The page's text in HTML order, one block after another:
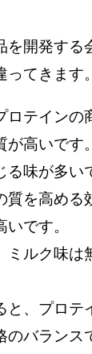
を開発する
てきます。
ロテインの
高いです。
る味が多い
質を高める
です。
ミルク味は
と、プロテ
のバランス